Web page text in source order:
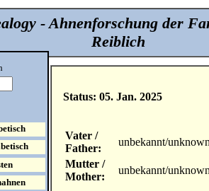
- Ahnenforschung der
Reiblich
Status: 05. Jan. 2025
Vater /
Father:
unbekannt/
Mutter /
Mother:
unbekannt/